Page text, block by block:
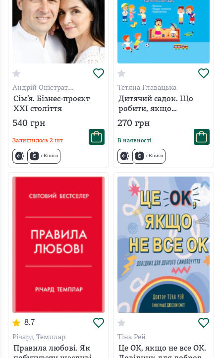
Андрій Оністрат,
Валентина Хамайко
Сім’я. Бізнес-проєкт
ХХІ століття
540 грн
Залишилось 2 шт
єКнига
Тетяна Главацька
Дитячий садок. Що
робити, якщо…
270 грн
В наявності
єКнига
8.7
Річард Темплар
Правила любові. Як
Тіна Рей
Це OK, якщо не все OK.